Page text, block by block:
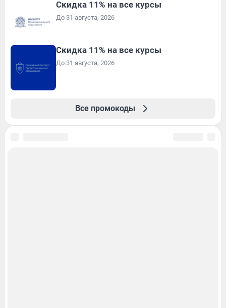
Скидка 11% на все курсы
До 31 августа, 2026
Скидка 11% на все курсы
До 31 августа, 2026
Все промокоды